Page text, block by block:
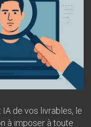
IA de vos livrables, le
à imposer à toute